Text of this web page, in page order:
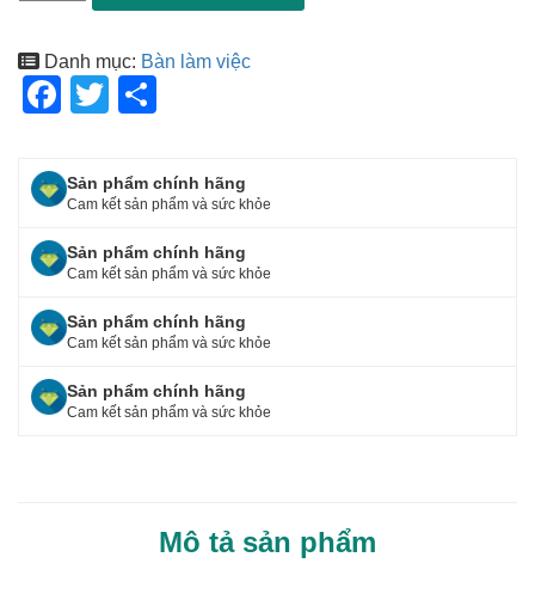
Danh mục: Bàn làm việc
F
c
e
b
o
o
k
T
tt
er
ar
e
Sản phẩm chính hãng
Cam kết sản phẩm và sức khỏe
Sản phẩm chính hãng
Cam kết sản phẩm và sức khỏe
Sản phẩm chính hãng
Cam kết sản phẩm và sức khỏe
Sản phẩm chính hãng
Cam kết sản phẩm và sức khỏe
Mô tả sản phẩm